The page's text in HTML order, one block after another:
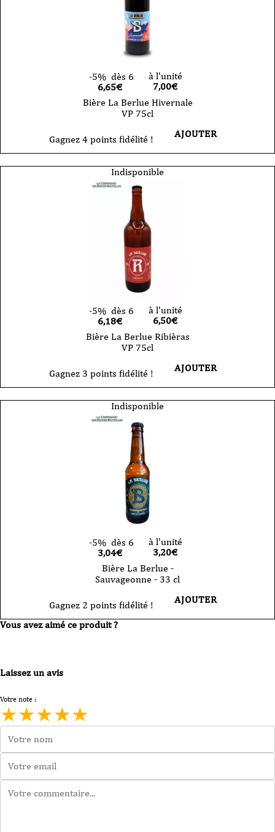
-5% dès 6
6,65€
à l'unité
7,00€
Bière La Berlue Hivernale
VP 75cl
Gagnez 4 points fidélité ! AJOUTER
Indisponible
-5% dès 6
6,18€
à l'unité
6,50€
Bière La Berlue Ribièras
VP 75cl
Gagnez 3 points fidélité ! AJOUTER
Indisponible
-5% dès 6
3,04€
à l'unité
3,20€
Bière La Berlue -
Sauvageonne - 33 cl
Gagnez 2 points fidélité ! AJOUTER
Vous avez aimé ce produit ?
Laissez un avis
Votre note :
★★★★★